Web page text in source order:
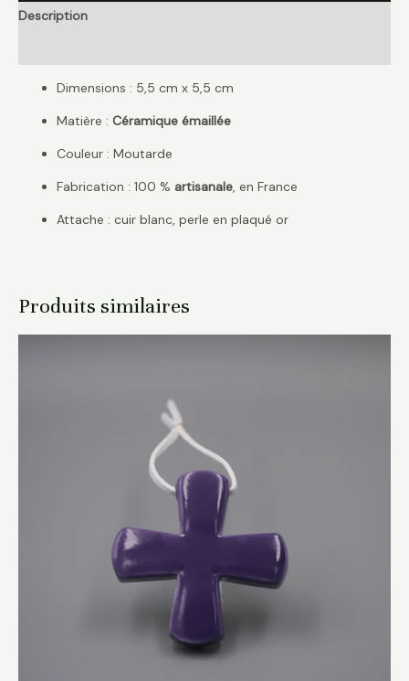
Description
Dimensions : 5,5 cm x 5,5 cm
Matière : Céramique émaillée
Couleur : Moutarde
Fabrication : 100 % artisanale, en France
Attache : cuir blanc, perle en plaqué or
Produits similaires